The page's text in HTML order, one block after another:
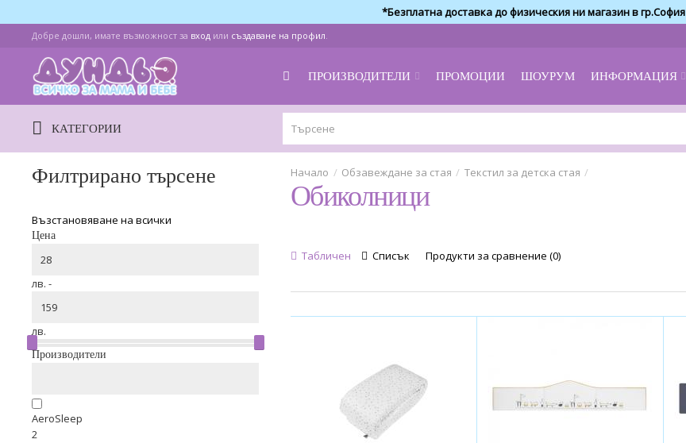
*Безплатна доставка до физическия ни магазин в гр.София
Добре дошли, имате възможност за вход или създаване на профил.
ПРОИЗВОДИТЕЛИ ПРОМОЦИИ ШОУРУМ ИНФОРМАЦИЯ
КАТЕГОРИИ
Обзавеждане за стая Текстил за детска стая
Обиколници
Табличен Списък Продукти за сравнение (0)
Филтрирано търсене
Възстановяване на всички
Цена
лв. -
лв.
Производители
AeroSleep
2